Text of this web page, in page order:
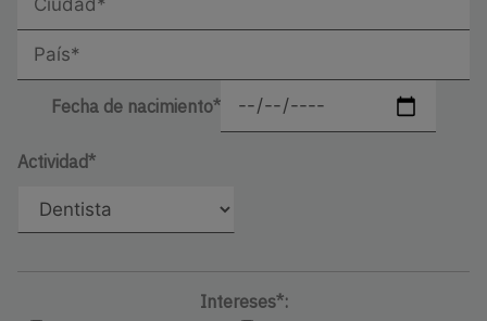
Fecha de nacimiento*
Actividad*
Intereses*: